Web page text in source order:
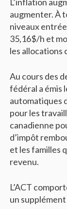
augmenter. À
niveaux
35,16$/h et
les allocations
Au cours des
fédéral a émis
automatiques
pour les
canadienne
d’impôt
et les familles
revenu.
L’ACT
un